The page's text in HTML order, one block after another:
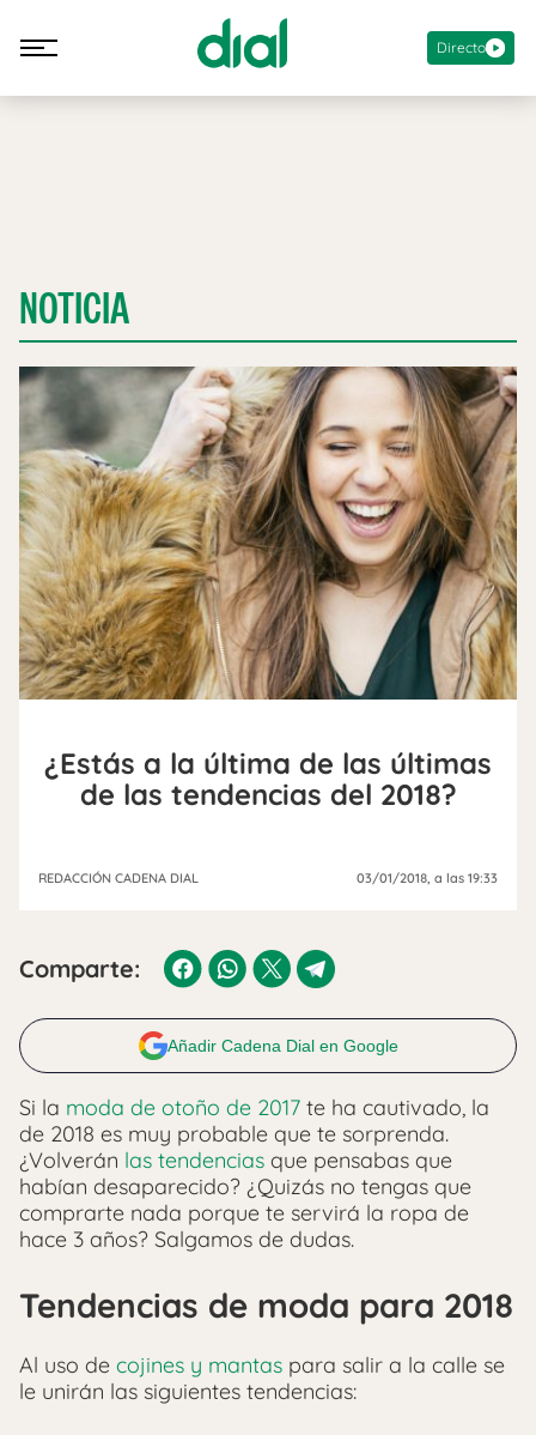
Directo
NOTICIA
¿Estás a la última de las últimas
de las tendencias del 2018?
REDACCIÓN CADENA DIAL 03/01/2018 , a las 19:33
Comparte:
Añadir Cadena Dial en Google
Si la moda de otoño de 2017 te ha cautivado, la
de 2018 es muy probable que te sorprenda.
¿Volverán las tendencias que pensabas que
habían desaparecido? ¿Quizás no tengas que
comprarte nada porque te servirá la ropa de
hace 3 años? Salgamos de dudas.
Tendencias de moda para 2018
Al uso de cojines y mantas para salir a la calle se
le unirán las siguientes tendencias: